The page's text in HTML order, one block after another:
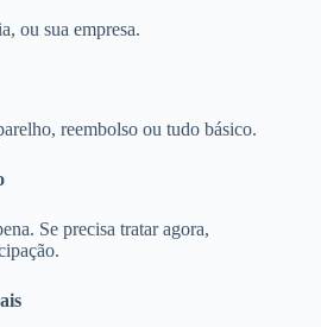
ou sua empresa.
reembolso ou tudo básico.
Se precisa tratar agora,